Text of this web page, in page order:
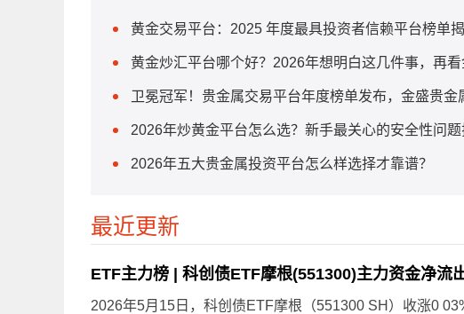
黄金交易平台：2025 年度最具投资者信赖平台榜单
黄金炒汇平台哪个好？2026年想明白这几件事，再
卫冕冠军！贵金属交易平台年度榜单发布，金盛贵金
2026年炒黄金平台怎么选？新手最关心的安全性问
2026年五大贵金属投资平台怎么样选择才靠谱？
最近更新
ETF主力榜 | 科创债ETF摩根(551300)主力资金净流
2026年5月15日，科创债ETF摩根（551300 SH）收涨0